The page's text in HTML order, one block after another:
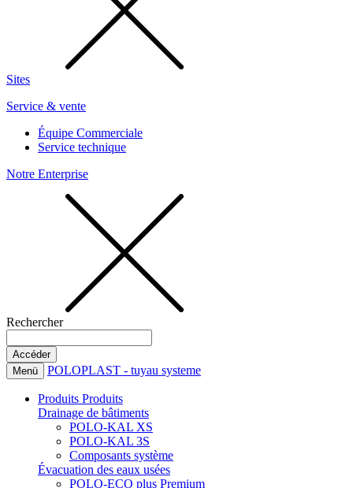
Sites
Service & vente
Équipe Commerciale
Service technique
Notre Enterprise
Rechercher
Menü POLOPLAST - tuyau systeme
Produits Produits
Drainage de bâtiments
POLO-KAL XS
POLO-KAL 3S
Composants système
Évacuation des eaux usées
POLO-ECO plus Premium